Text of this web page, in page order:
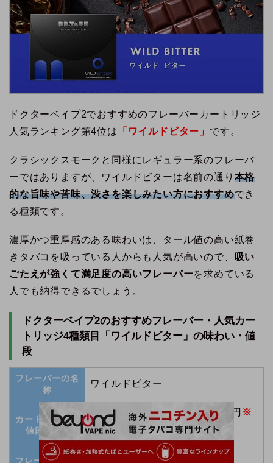
ドクターベイプ2でおすすめのフレーバーカートリッジ
人気ランキング第4位は
「ワイルドビター」 です。
クラシックスモークと同様にレギュラー系のフレーバ
ーではありますが、ワイルドビターは名前の通り 本格
的な旨味や苦味、渋さを楽しみたい方におすすめでき
る種類です。
濃厚かつ重厚感のある味わいは、タール値の高い紙巻
きタバコを吸っている人からも人気が高いので、
吸い
ごたえが強くて満足度の高いフレーバーを求めている
人でも納得できるでしょう。
ドクターベイプ2のおすすめフレーバー・人気カー
トリッジ4種類目「ワイルドビター」の味わい・値
段
フレーバーの名
称
ワイルドビター
カートリッジの
値段(税込)
公式限定サブスク価格：1,400円 ※
定価から15％OFF
定価：1,650円
フレーバーの種